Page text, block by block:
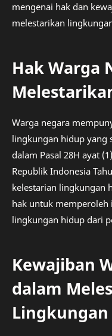
mengenai hak dan
melestarikan
Hak Warga
Warga negara
lingkungan hidup yang
dalam Pasal 28H ayat
Republik Indonesia
kelestarian lingkungan
hak untuk memperoleh
lingkungan hidup dari
Kewajiban
dalam
Lingkungan